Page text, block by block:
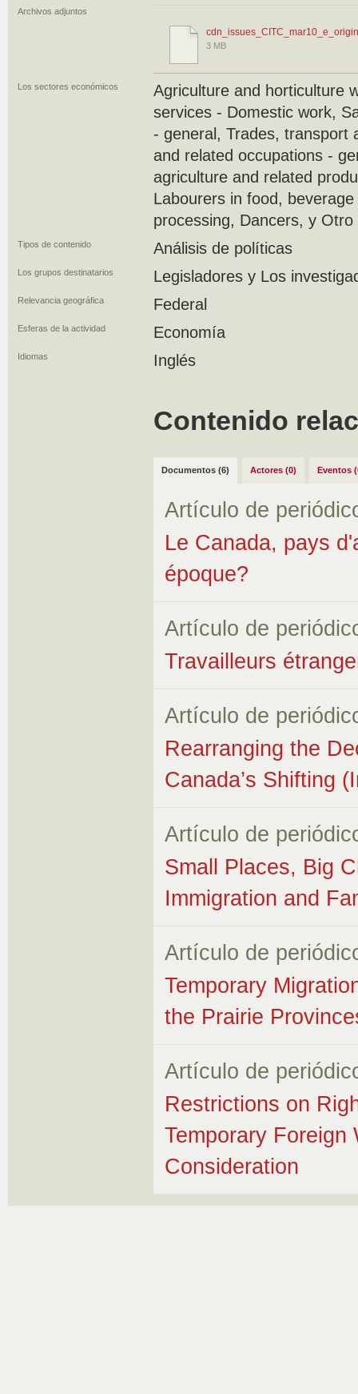
Archivos adjuntos
3 MB
Los sectores económicos
Agriculture and horticulture
services - Domestic work,
- general, Trades, transport
and related occupations -
agriculture and related
Labourers in food,
processing, Dancers, y Otro
Tipos de contenido Análisis de políticas
Los grupos destinatarios Legisladores y Los
Relevancia geográfica Federal
Esferas de la actividad Economía
Idiomas Inglés
Contenido
Documentos (6) Actores (0) Eventos
Artículo de
Le Canada, pays
époque?
Artículo de
Travailleurs
Artículo de
Rearranging the
Canada’s Shifting
Artículo de
Small Places, Big
Immigration and
Artículo de
Temporary
the Prairie
Artículo de
Restrictions on
Temporary Foreign
Consideration